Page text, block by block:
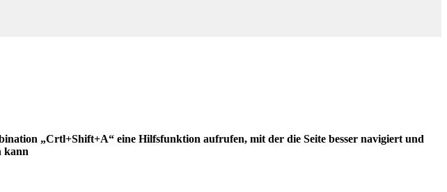
„Crtl+Shift+A“ eine Hilfsfunktion aufrufen, mit der die Seite besser navigiert und
kann